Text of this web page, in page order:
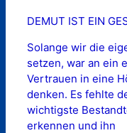
DEMUT IST EIN
Solange wir die
setzen, war an ein
Vertrauen in eine
denken. Es fehlte
wichtigste
erkennen und ihn